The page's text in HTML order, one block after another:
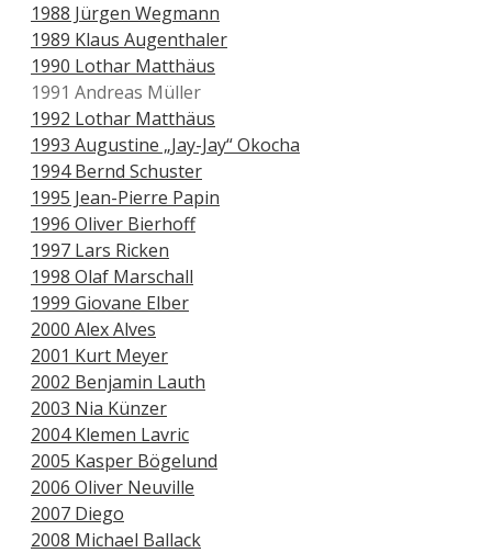
1988 Jürgen Wegmann
1989 Klaus Augenthaler
1990 Lothar Matthäus
1991 Andreas Müller
1992 Lothar Matthäus
1993 Augustine „Jay-Jay“ Okocha
1994 Bernd Schuster
1995 Jean-Pierre Papin
1996 Oliver Bierhoff
1997 Lars Ricken
1998 Olaf Marschall
1999 Giovane Elber
2000 Alex Alves
2001 Kurt Meyer
2002 Benjamin Lauth
2003 Nia Künzer
2004 Klemen Lavric
2005 Kasper Bögelund
2006 Oliver Neuville
2007 Diego
2008 Michael Ballack